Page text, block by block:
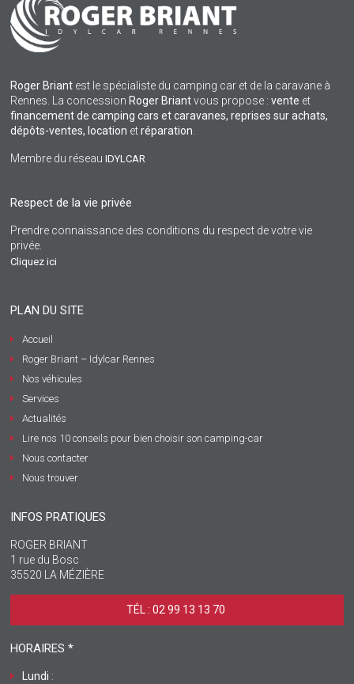
Roger Briant est le spécialiste du camping car et de la caravane à
Rennes. La concession Roger Briantvous propose : vente et
financement de camping cars et caravanes, reprises sur achats,
dépôts-ventes, location etréparation.
Membre du réseauIDYLCAR
Respect de la vie privée
Prendre connaissance des conditions du respect de votre vie
privée.
Cliquez ici
PLAN DU SITE
Accueil
Roger Briant – Idylcar Rennes
Nos véhicules
Services
Actualités
Lire nos 10 conseils pour bien choisir son camping-car
Nous contacter
Nous trouver
INFOS PRATIQUES
ROGER BRIANT
1 rue du Bosc
35520 LA MÉZIÈRE
TÉL : 02 99 13 13 70 ‎
HORAIRES *
Lundi :